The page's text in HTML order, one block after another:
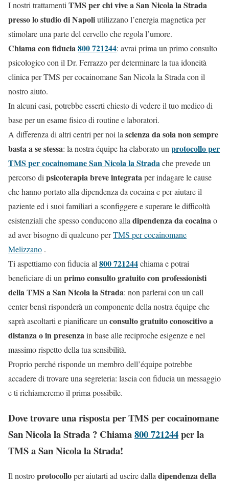
I nostri trattamentiTMS per chi vive a San Nicola la Strada
presso lo studio di Napoliutilizzano l’energia magnetica per
stimolare una parte del cervello che regola l’umore.
Chiama con fiducia800 721244: avrai prima un primo consulto
psicologico con il Dr. Ferrazzo per determinare la tua idoneità
clinica per TMS per cocainomane San Nicola la Strada con il
nostro aiuto.
In alcuni casi, potrebbe esserti chiesto di vedere il tuo medico di
base per un esame fisico di routine e laboratori.
A differenza di altri centri per noi lascienza da sola non sempre
basta a se stessa: la nostra équipe ha elaborato unprotocollo per
TMS per cocainomane San Nicola la Stradache prevede un
percorso dipsicoterapia breve integrataper indagare le cause
che hanno portato alla dipendenza da cocaina e per aiutare il
paziente ed i suoi familiari a sconfiggere e superare le difficoltà
esistenziali che spesso conducono alladipendenza da cocainao
ad aver bisogno di qualcuno perTMS per cocainomane
Melizzano .
Ti aspettiamo con fiducia al800 721244chiama e potrai
beneficiare di unprimo consulto gratuito con professionisti
della TMS a San Nicola la Strada: non parlerai con un call
center bensì risponderà un componente della nostra équipe che
saprà ascoltarti e pianificare unconsulto gratuito conoscitivo a
distanza o in presenzain base alle reciproche esigenze e nel
massimo rispetto della tua sensibilità.
Proprio perché risponde un membro dell’équipe potrebbe
accadere di trovare una segreteria: lascia con fiducia un messaggio
e ti richiameremo il prima possibile.
Dove trovare una risposta per TMS per cocainomane
San Nicola la Strada ? Chiama800 721244per la
TMS a San Nicola la Strada!
Il nostroprotocolloper aiutarti ad uscire dalla dipendenza della